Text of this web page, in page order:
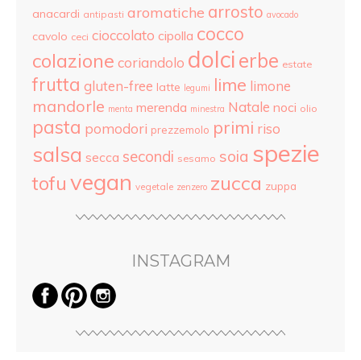
anacardi antipasti aromatiche arrosto avocado
cavolo ceci cioccolato cipolla cocco
colazione coriandolo dolci erbe estate
frutta gluten-free latte legumi lime limone
mandorle menta merenda minestra Natale noci olio
pasta pomodori prezzemolo primi riso
salsa secca secondi sesamo soia spezie
tofu vegan vegetale zenzero zucca zuppa
INSTAGRAM